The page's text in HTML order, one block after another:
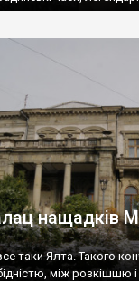
нащадків
таки Ялта. Такого
між розкішшю